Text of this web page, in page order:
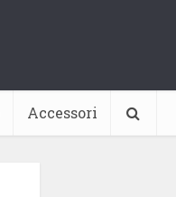
Accessori